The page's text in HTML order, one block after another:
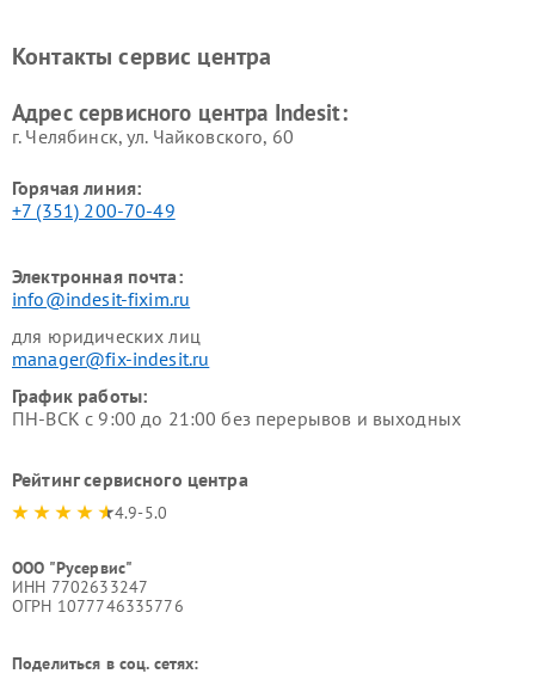
Indesit
Indesit
Контакты сервис центра
Адрес сервисного центра Indesit:
г. Челябинск, ул. Чайковского, 60
Горячая линия:
+7 (351) 200-70-49
Электронная почта:
info@indesit-fixim.ru
для юридических лиц
manager@fix-indesit.ru
График работы:
ПН-ВСК с 9:00 до 21:00 без перерывов и выходных
Рейтинг сервисного центра
4.9-5.0
ООО "Русервис"
ИНН 7702633247
ОГРН 1077746335776
Поделиться в соц. сетях: